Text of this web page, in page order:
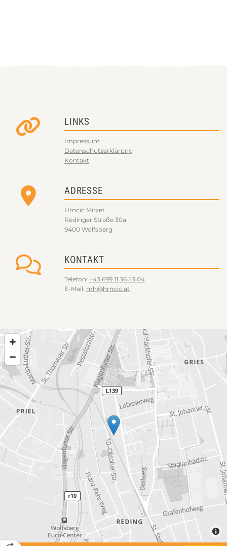
 LINKS
Impressum
Datenschutzerklärung
Kontakt
 ADRESSE
Hrncic Mirzet
Redinger Straße 30a
9400 Wolfsberg
 KONTAKT
Telefon: +43 699 11 36 53 04
E-Mail: mh@hrncic.at